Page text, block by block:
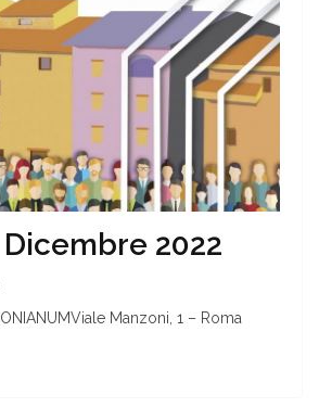
Dicembre 2022
Manzoni, 1 – Roma